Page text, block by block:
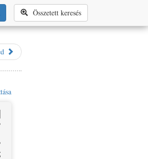
Összetett keresés